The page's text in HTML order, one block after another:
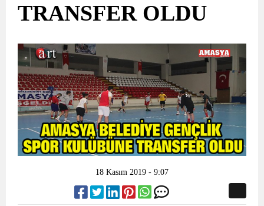
TRANSFER OLDU
18 Kasım 2019 - 9:07